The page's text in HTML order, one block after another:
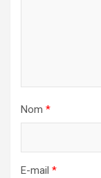
Nom *
E-mail *